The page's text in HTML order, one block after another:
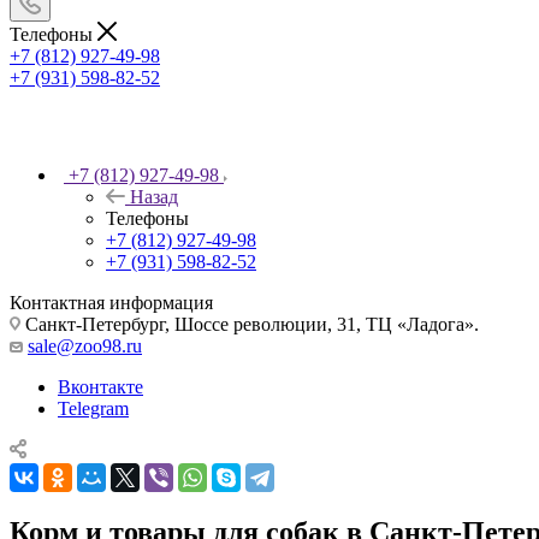
Телефоны
+7 (812) 927-49-98
+7 (931) 598-82-52
+7 (812) 927-49-98
Назад
Телефоны
+7 (812) 927-49-98
+7 (931) 598-82-52
Контактная информация
Санкт-Петербург, Шоссе революции, 31, ТЦ «Ладога».
sale@zoo98.ru
Вконтакте
Telegram
Корм и товары для собак в Санкт-